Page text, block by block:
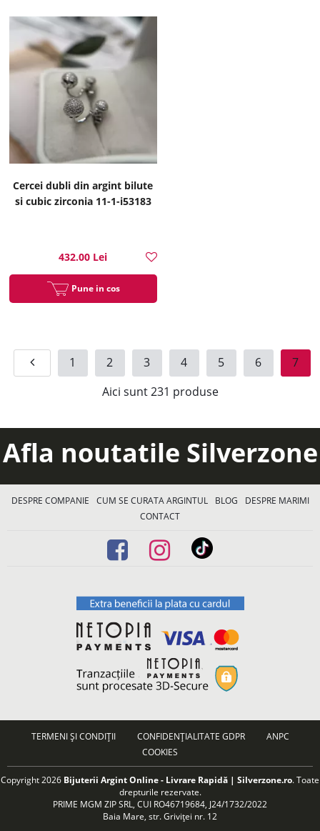
Cercei dubli din argint bilute
si cubic zirconia 11-1-i53183
432.00 Lei
Pune in cos
1 2 3 4 5 6
7
Aici sunt231 produse
Afla noutatile Silverzone
DESPRE COMPANIE CUM SE CURATA ARGINTUL BLOG
DESPRE MARIMI
CONTACT
TERMENI ȘI CONDIȚII CONFIDENȚIALITATE GDPR
ANPC
COOKIES
Copyright 2026 Bijuterii Argint Online - Livrare Rapidă | Silverzone.ro. Toate
drepturile rezervate.
PRIME MGM ZIP SRL, CUI RO46719684, J24/1732/2022
Baia Mare, str. Griviței nr. 12